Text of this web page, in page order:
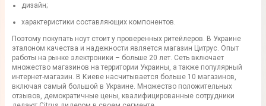
дизайн;
характеристики составляющих компонентов.
Поэтому покупать ноут стоит у проверенных ритейлеров. В Украине
эталоном качества и надежности является магазин Цитрус. Опыт
работы на рынке электроники – больше 20 лет. Сеть включает
множество магазинов на территории Украины, а также популярный
интернет-магазин. В Киеве насчитывается больше 10 магазинов,
включая самый большой в Украине. Множество положительных
отзывов, демократичные цены, квалифицированные сотрудники